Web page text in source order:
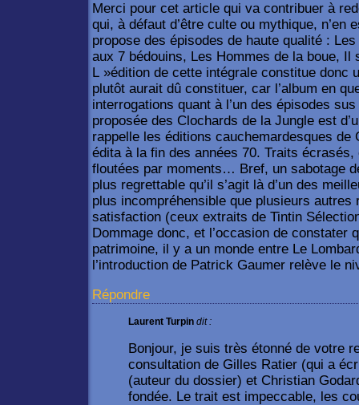
Merci pour cet article qui va contribuer à
qui, à défaut d’être culte ou mythique, n’en
propose des épisodes de haute qualité :
aux 7 bédouins, Les Hommes de la boue, Il
L »édition de cette intégrale constitue donc
plutôt aurait dû constituer, car l’album en
interrogations quant à l’un des épisodes
proposée des Clochards de la Jungle est
rappelle les éditions cauchemardesques de
édita à la fin des années 70. Traits
floutées par moments… Bref, un sabotage
plus regrettable qu’il s’agit là d’un des
plus incompréhensible que plusieurs autres
satisfaction (ceux extraits de Tintin
Dommage donc, et l’occasion de constater
patrimoine, il y a un monde entre Le
l’introduction de Patrick Gaumer relève le
Répondre
Laurent Turpin dit :
Bonjour, je suis très étonné de votre
consultation de Gilles Ratier (qui a
(auteur du dossier) et Christian
fondée. Le trait est impeccable, les